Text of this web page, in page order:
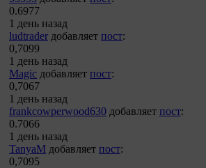
0.6977
1 день назад
ludtrader добавляет пост:
0,7099
1 день назад
Magic добавляет пост:
0,7067
1 день назад
frankcowperwood630 добавляет пост:
0.7066
1 день назад
TanyaM добавляет пост:
0,7095